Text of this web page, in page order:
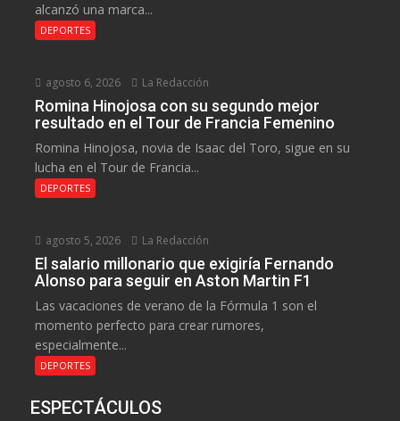
alcanzó una marca...
DEPORTES
agosto 6, 2026 La Redacción
Romina Hinojosa con su segundo mejor
resultado en el Tour de Francia Femenino
Romina Hinojosa, novia de Isaac del Toro, sigue en su
lucha en el Tour de Francia...
DEPORTES
agosto 5, 2026 La Redacción
El salario millonario que exigiría Fernando
Alonso para seguir en Aston Martin F1
Las vacaciones de verano de la Fórmula 1 son el
momento perfecto para crear rumores,
especialmente...
DEPORTES
ESPECTÁCULOS